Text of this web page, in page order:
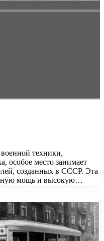
техники,
особое место занимает
созданных в СССР. Эта
мощь и высокую…